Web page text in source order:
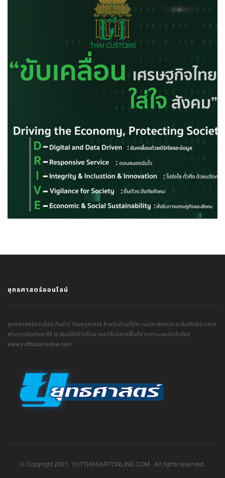
ยุทธศาสตร์ออนไลน์
ยุทธศาสตร์ออนไลน์ ทันข่าว ทันเหตุการณ์ สำหรับท่านที่มีความประสงค์ประชาสัมพันธ์ข่าวสาร
สามารถติดต่อเราได้ เรายินดีให้คำปรึกษาและให้บริการพื้นที่ข่าวสารบนหน้าเว็บไซต์
www.yutthasartonline.com
© Copyright 2021. YUTTHASARTONLINE.COM . All rights reserved.